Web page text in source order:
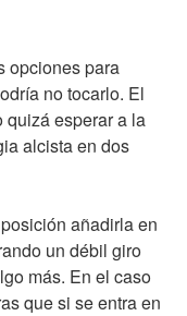
opciones para
no tocarlo. El
quizá esperar a la
alcista en dos
añadirla en
un débil giro
más. En el caso
que si se entra en